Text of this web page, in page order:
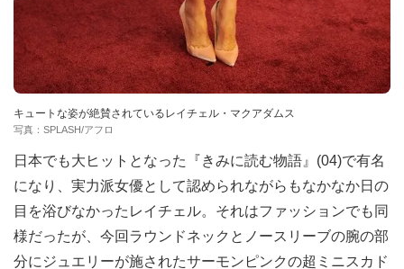
キュートな姿が絶賛されているレイチェル・マクアダムス
写真：SPLASH/アフロ
日本でも大ヒットとなった『きみに読む物語』(04)で有名
になり、実力派女優として認められながらもなかなか日の
目を浴びなかったレイチェル。それはファッションでも同
様だったが、今回ラウンドネックとノースリーブの腕の部
分にジュエリーが施されたサーモンピンクの超ミニスカド